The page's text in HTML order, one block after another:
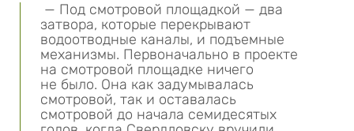
— Под смотровой площадкой — два
затвора, которые перекрывают
водоотводные каналы, и подъемные
механизмы. Первоначально в проекте
на смотровой площадке ничего
не было. Она как задумывалась
смотровой, так и оставалась
смотровой до начала семидесятых